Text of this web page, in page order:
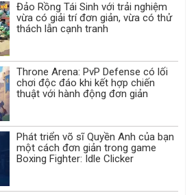
Đảo Rồng Tái Sinh với trải nghiệm
vừa có giải trí đơn giản, vừa có thử
thách lẫn cạnh tranh
Throne Arena: PvP Defense có lối
chơi độc đáo khi kết hợp chiến
thuật với hành động đơn giản
Phát triển võ sĩ Quyền Anh của bạn
một cách đơn giản trong game
Boxing Fighter: Idle Clicker